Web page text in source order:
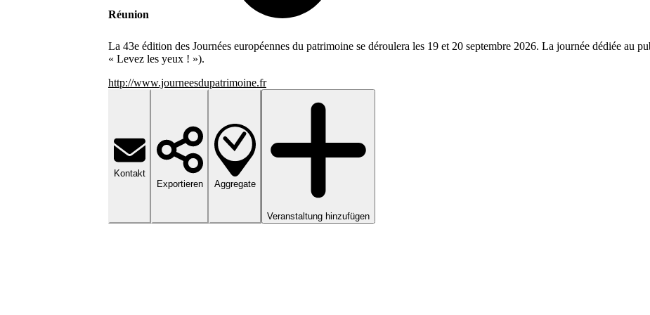
Réunion
La 43e édition des Journées européennes du patrimoine se déroulera les 19 et 20 septembre 2026. La journée dédiée au
« Levez les yeux ! »).
http://www.journeesdupatrimoine.fr
Kontakt
Exportieren
Aggregate
Veranstaltung hinzufügen